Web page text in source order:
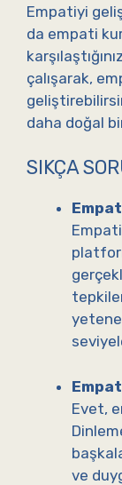
Empatiyi
da empati
çalışarak,
daha doğal
SIKÇA
Evet,
ve